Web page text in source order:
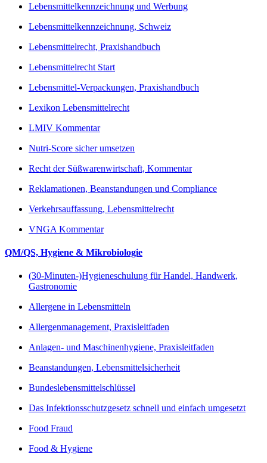
Lebensmittelkennzeichnung und Werbung
Lebensmittelkennzeichnung, Schweiz
Lebensmittelrecht, Praxishandbuch
Lebensmittelrecht Start
Lebensmittel-Verpackungen, Praxishandbuch
Lexikon Lebensmittelrecht
LMIV Kommentar
Nutri-Score sicher umsetzen
Recht der Süßwarenwirtschaft, Kommentar
Reklamationen, Beanstandungen und Compliance
Verkehrsauffassung, Lebensmittelrecht
VNGA Kommentar
QM/QS, Hygiene & Mikrobiologie
(30-Minuten-)Hygieneschulung für Handel, Handwerk,
Gastronomie
Allergene in Lebensmitteln
Allergenmanagement, Praxisleitfaden
Anlagen- und Maschinenhygiene, Praxisleitfaden
Beanstandungen, Lebensmittelsicherheit
Bundeslebensmittelschlüssel
Das Infektionsschutzgesetz schnell und einfach umgesetzt
Food Fraud
Food & Hygiene